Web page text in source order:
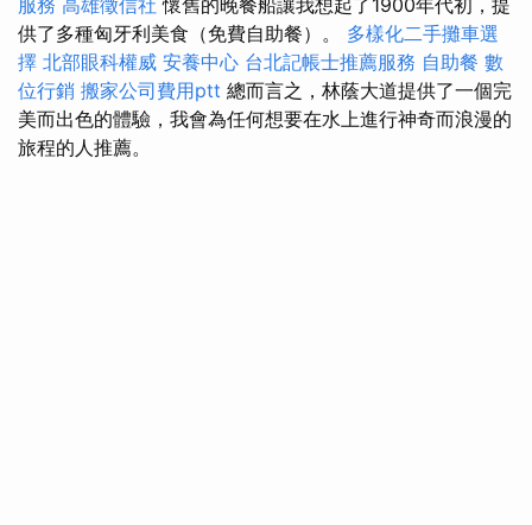
服務 高雄徵信社 懷舊的晚餐船讓我想起了1900年代初，提
供了多種匈牙利美食（免費自助餐）。 多樣化二手攤車選
擇 北部眼科權威 安養中心 台北記帳士推薦服務 自助餐 數
位行銷 搬家公司費用ptt 總而言之，林蔭大道提供了一個完
美而出色的體驗，我會為任何想要在水上進行神奇而浪漫的
旅程的人推薦。